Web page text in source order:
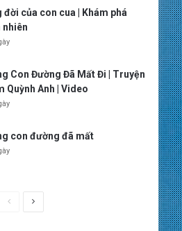
đời của con cua | Khám phá
nhiên
Con Đường Đã Mất Đi | Truyện
Quỳnh Anh | Video
con đường đã mất